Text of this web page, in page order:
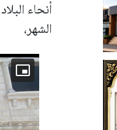
الشهر،